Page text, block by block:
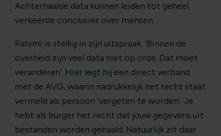
Achterhaalde data kunnen leiden tot geheel
verkeerde conclusies over mensen.
Rahimi is stellig in zijn uitspraak: ‘Binnen de
overheid zijn veel data niet op orde. Dat moet
veranderen’. Hier legt hij een direct verband
met de AVG, waarin nadrukkelijk het recht staat
vermeld als persoon ‘vergeten te worden’. Je
hebt als burger het recht dat jouw gegevens uit
bestanden worden gehaald. Natuurlijk zit daar